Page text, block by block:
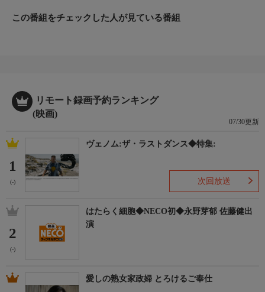
この番組をチェックした人が見ている番組
リモート録画予約ランキング
(映画)
07/30更新
1
(-)
ヴェノム:ザ・ラストダンス◆特集:
次回放送
2
(-)
はたらく細胞◆NECO初◆永野芽郁 佐藤健出
演
愛しの熟女家政婦 とろけるご奉仕